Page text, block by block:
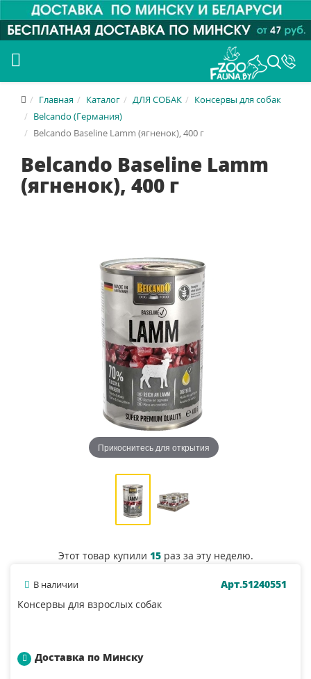
Главная Каталог ДЛЯ СОБАК
Консервы для собак
Belcando (Германия)
Belcando Baseline Lamm (ягненок), 400 г
Belcando Baseline Lamm
(ягненок), 400 г
Прикоснитесь для открытия
Этот товар купили 15раз за эту неделю.
В наличии
Арт.51240551
Консервы для взрослых собак
Доставка по Минску